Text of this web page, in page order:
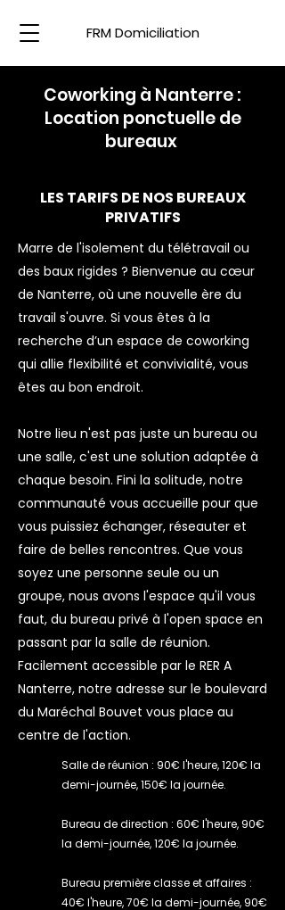
FRM Domiciliation
Coworking à Nanterre :
Location ponctuelle de
bureaux
LES TARIFS DE NOS BUREAUX
PRIVATIFS
Marre de l'isolement du télétravail ou
des baux rigides ? Bienvenue au cœur
de Nanterre, où une nouvelle ère du
travail s'ouvre. Si vous êtes à la
recherche d’un espace de coworking
qui allie flexibilité et convivialité, vous
êtes au bon endroit.
Notre lieu n'est pas juste un bureau ou
une salle, c'est une solution adaptée à
chaque besoin. Fini la solitude, notre
communauté vous accueille pour que
vous puissiez échanger, réseauter et
faire de belles rencontres. Que vous
soyez une personne seule ou un
groupe, nous avons l'espace qu'il vous
faut, du bureau privé à l'open space en
passant par la salle de réunion.
Facilement accessible par le RER A
Nanterre, notre adresse sur le boulevard
du Maréchal Bouvet vous place au
centre de l'action.
Salle de réunion : 90€ l'heure, 120€ la
demi-journée, 150€ la journée.
Bureau de direction : 60€ l'heure, 90€
la demi-journée, 120€ la journée.
Bureau première classe et affaires :
40€ l'heure, 70€ la demi-journée, 90€